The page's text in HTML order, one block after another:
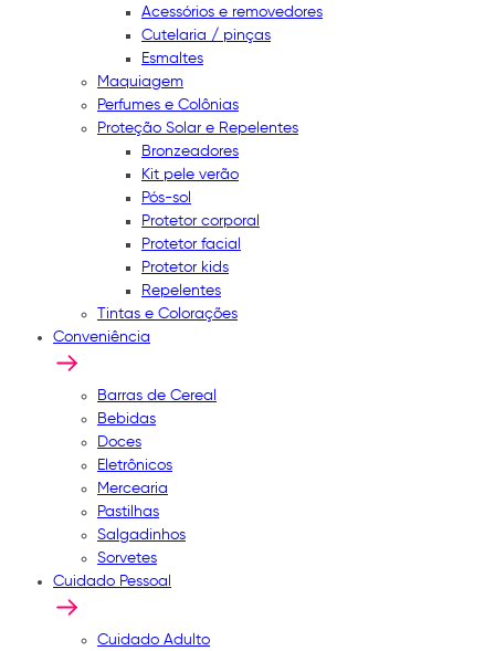
Acessórios e removedores
Cutelaria / pinças
Esmaltes
Maquiagem
Perfumes e Colônias
Proteção Solar e Repelentes
Bronzeadores
Kit pele verão
Pós-sol
Protetor corporal
Protetor facial
Protetor kids
Repelentes
Tintas e Colorações
Conveniência
Barras de Cereal
Bebidas
Doces
Eletrônicos
Mercearia
Pastilhas
Salgadinhos
Sorvetes
Cuidado Pessoal
Cuidado Adulto